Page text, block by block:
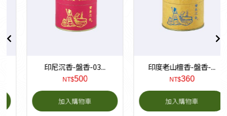
印尼沉香-盤香-03...
500
加入購物車
印度老山檀香-盤香-...
360
加入購物車